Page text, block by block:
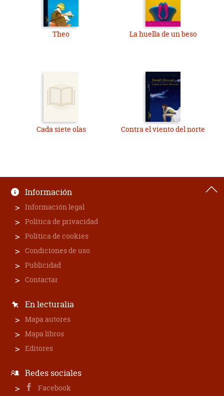
Theo La huella de un beso
Cada siete olas Contra el viento del norte
Información
Información legal
Política de privacidad
Política de cookies
Condiciones de uso
Publicidad
Contactar
En lecturalia
Mapa autores
Mapa libros
Editores
Redes sociales
Facebook